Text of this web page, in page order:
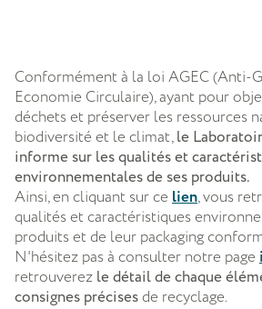
Conformément à la loi AGEC (Anti-
Economie Circulaire), ayant pour
déchets et préserver les ressources
biodiversité et le climat,le
informe sur les qualités et
environnementales de ses produits.
Ainsi, en cliquant sur ce lien, vous
qualités et caractéristiques
produits et de leur packaging
N'hésitez pas à consulter notre page
retrouverez le détail de chaque
consignes précisesde recyclage.